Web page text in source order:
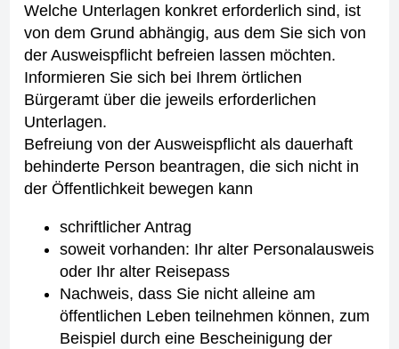
Welche Unterlagen konkret erforderlich sind, ist
von dem Grund abhängig, aus dem Sie sich von
der Ausweispflicht befreien lassen möchten.
Informieren Sie sich bei Ihrem örtlichen
Bürgeramt über die jeweils erforderlichen
Unterlagen.
Befreiung von der Ausweispflicht als dauerhaft
behinderte Person beantragen, die sich nicht in
der Öffentlichkeit bewegen kann
schriftlicher Antrag
soweit vorhanden: Ihr alter Personalausweis
oder Ihr alter Reisepass
Nachweis, dass Sie nicht alleine am
öffentlichen Leben teilnehmen können, zum
Beispiel durch eine Bescheinigung der